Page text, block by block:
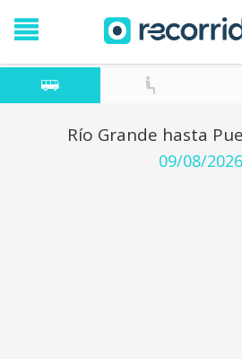
Río Grande hasta
09/08/2026